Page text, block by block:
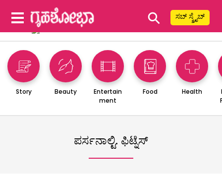
⚲ ಸಬ್ ಸ್ಕ್ರೈಬ್
Story Beauty
Entertain
ment
Food Health
ಪರ್ಸನಾಲ್ಟಿ. ಫಿಟ್ನೆಸ್